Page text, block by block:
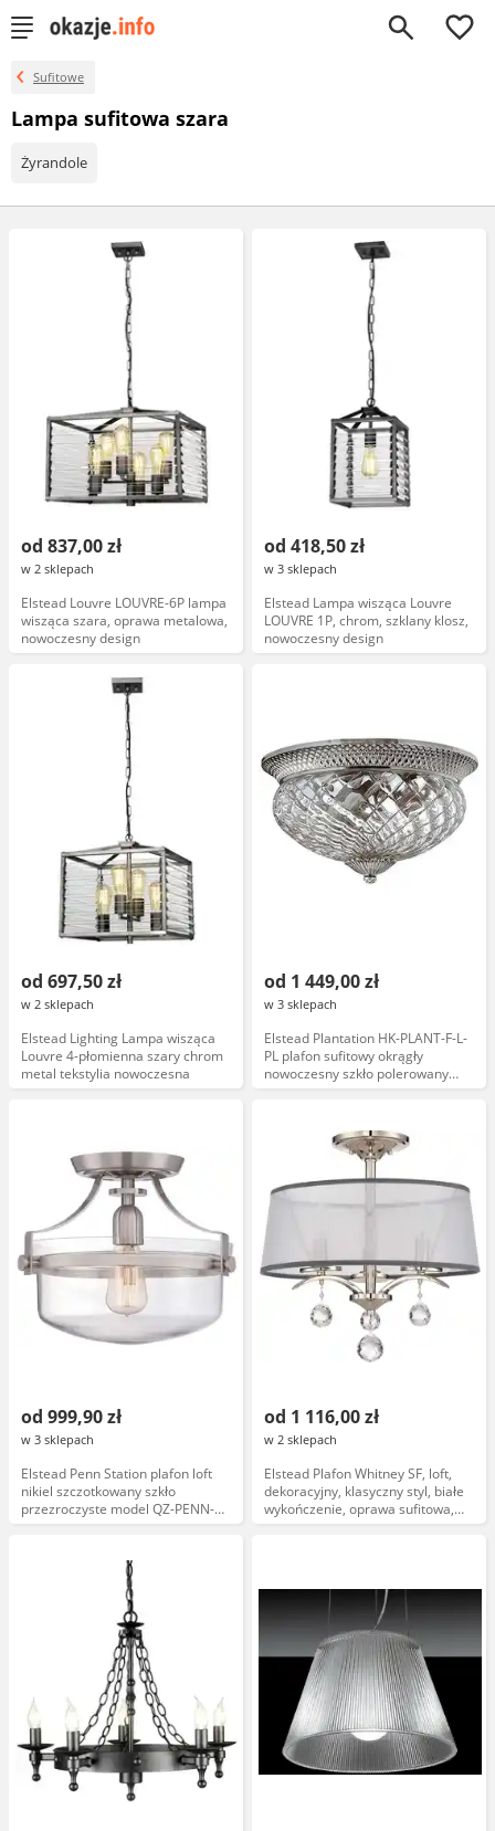
0
Sufitowe
Lampa sufitowa szara
Żyrandole
od 837,00 zł
w 2 sklepach
Elstead Louvre LOUVRE-6P lampa
wisząca szara, oprawa metalowa,
nowoczesny design
od 418,50 zł
w 3 sklepach
Elstead Lampa wisząca Louvre
LOUVRE 1P, chrom, szklany klosz,
nowoczesny design
od 697,50 zł
w 2 sklepach
Elstead Lighting Lampa wisząca
Louvre 4-płomienna szary chrom
metal tekstylia nowoczesna
od 1 449,00 zł
w 3 sklepach
Elstead Plantation HK-PLANT-F-L-
PL plafon sufitowy okrągły
nowoczesny szkło polerowany
nikiel
od 999,90 zł
w 3 sklepach
Elstead Penn Station plafon loft
nikiel szczotkowany szkło
przezroczyste model QZ-PENN-
STATION-F-BN
od 1 116,00 zł
w 2 sklepach
Elstead Plafon Whitney SF, loft,
dekoracyjny, klasyczny styl, białe
wykończenie, oprawa sufitowa,
model QZ Whitne, ściemnialny